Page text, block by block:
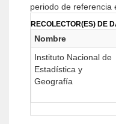
periodo de referencia
RECOLECTOR(ES) DE
Nombre
Instituto Nacional de
Estadística y
Geografía